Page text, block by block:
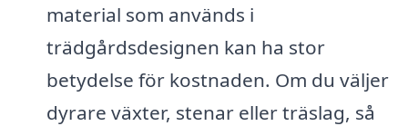
material som används i
trädgårdsdesignen kan ha stor
betydelse för kostnaden. Om du väljer
dyrare växter, stenar eller träslag, så